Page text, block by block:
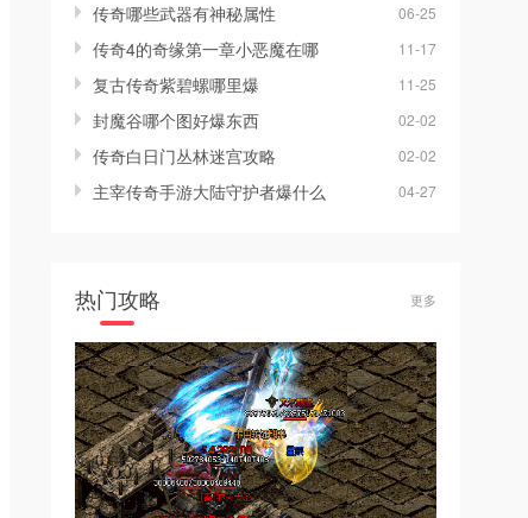
传奇哪些武器有神秘属性 06-25
传奇4的奇缘第一章小恶魔在哪 11-17
复古传奇紫碧螺哪里爆 11-25
封魔谷哪个图好爆东西 02-02
传奇白日门丛林迷宫攻略 02-02
主宰传奇手游大陆守护者爆什么 04-27
热门攻略 更多